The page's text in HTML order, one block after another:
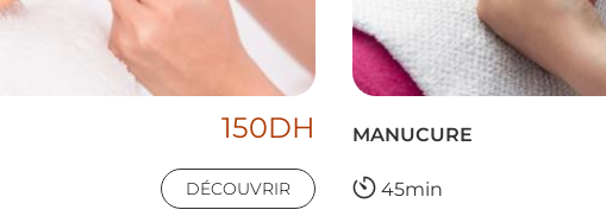
150DH
DÉCOUVRIR
MANUCURE
45min